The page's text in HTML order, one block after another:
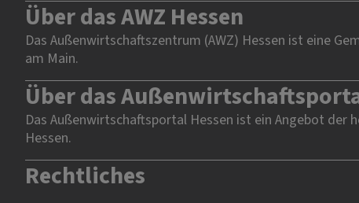
Über das AWZ Hessen
Das Außenwirtschaftszentrum (AWZ) Hessen ist eine
am Main.
Über das
Das Außenwirtschaftsportal Hessen ist ein Angebot
Hessen.
Rechtliches